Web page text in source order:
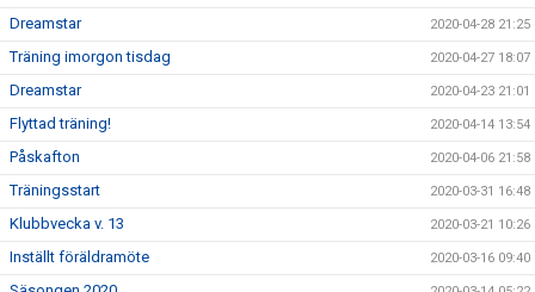
Dreamstar 2020-04-28 21:25
Träning imorgon tisdag 2020-04-27 18:07
Dreamstar 2020-04-23 21:01
Flyttad träning! 2020-04-14 13:54
Påskafton 2020-04-06 21:58
Träningsstart 2020-03-31 16:48
Klubbvecka v. 13 2020-03-21 10:26
Inställt föräldramöte 2020-03-16 09:40